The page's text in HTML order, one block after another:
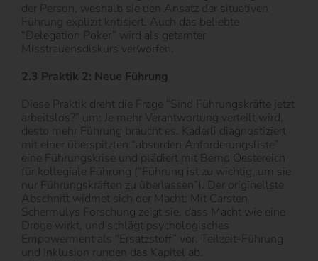
der Person, weshalb sie den Ansatz der situativen
Führung explizit kritisiert. Auch das beliebte
“Delegation Poker” wird als getarnter
Misstrauensdiskurs verworfen.
2.3 Praktik 2: Neue Führung
Diese Praktik dreht die Frage “Sind Führungskräfte jetzt
arbeitslos?” um: Je mehr Verantwortung verteilt wird,
desto mehr Führung braucht es. Kaderli diagnostiziert
mit einer überspitzten “absurden Anforderungsliste”
eine Führungskrise und plädiert mit Bernd Oestereich
für kollegiale Führung (“Führung ist zu wichtig, um sie
nur Führungskräften zu überlassen”). Der originellste
Abschnitt widmet sich der Macht: Mit Carsten
Schermulys Forschung zeigt sie, dass Macht wie eine
Droge wirkt, und schlägt psychologisches
Empowerment als “Ersatzstoff” vor. Teilzeit-Führung
und Inklusion runden das Kapitel ab.